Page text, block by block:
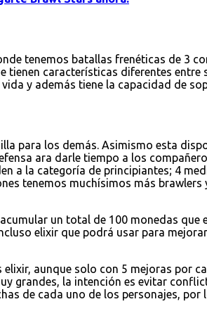
tenemos batallas frenéticas de 3
tienen características diferentes entre
y además tiene la capacidad de
para los demás. Asimismo esta
ara darle tiempo a los
a la categoría de principiantes; 4
tenemos muchísimos más
un total de 100 monedas que
elixir que podrá usar para
aunque solo con 5 mejoras por
grandes, la intención es evitar
de cada uno de los personajes, por